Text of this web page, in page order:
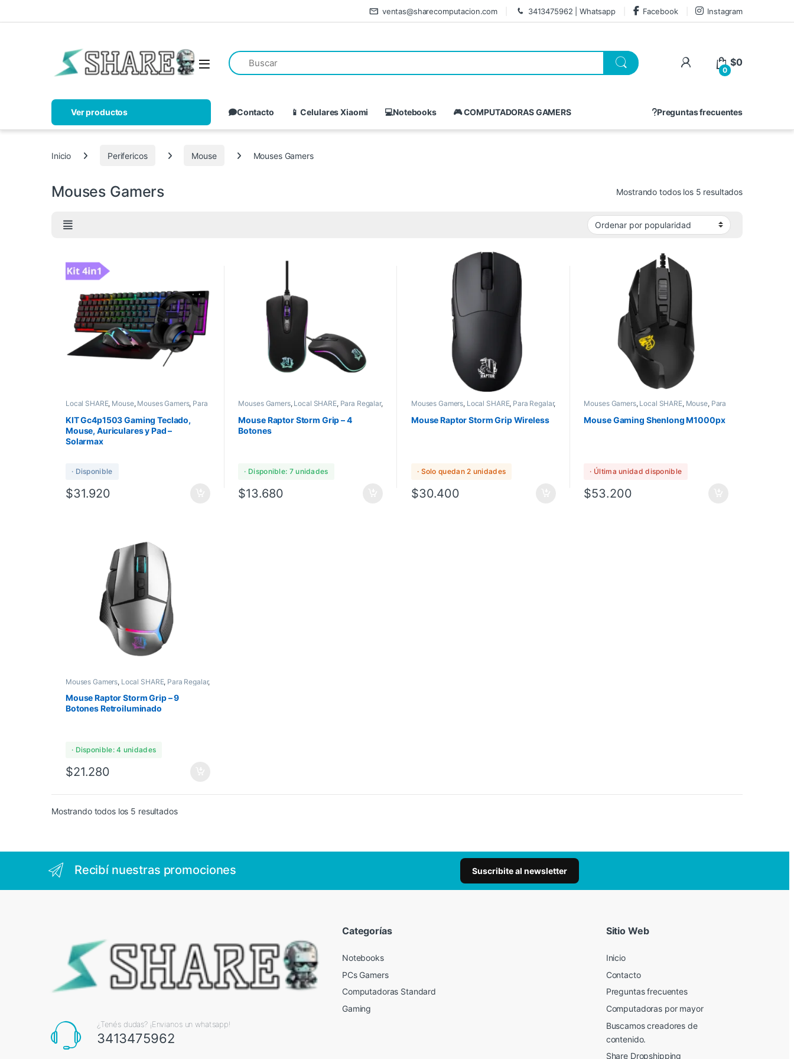
ventas@sharecomputacion.com 3413475962 | Whatsapp Facebook Instagram
0
$0
Ver productos Contacto Preguntas frecuentes
📱 Celulares Xiaomi 💻Notebooks 🎮 COMPUTADORAS GAMERS
Inicio Perifericos Mouse Mouses Gamers
Mouses Gamers Mostrando todos los 5 resultados
Local SHARE, Mouse, Mouses Gamers, Para
Gamers
KIT Gc4p1503 Gaming Teclado,
Mouse, Auriculares y Pad –
Solarmax
· Disponible
$31.920
Mouses Gamers, Local SHARE, Para Regalar,
Mouse Raptor Storm Grip – 4
Botones
· Disponible: 7 unidades
$13.680
Mouses Gamers, Local SHARE, Para Regalar,
Mouse Raptor Storm Grip Wireless
· Solo quedan 2 unidades
$30.400
Mouses Gamers, Local SHARE, Mouse, Para
Mouse Gaming Shenlong M1000px
· Última unidad disponible
$53.200
Mouses Gamers, Local SHARE, Para Regalar,
Mouse Raptor Storm Grip – 9
Botones Retroiluminado
· Disponible: 4 unidades
$21.280
Mostrando todos los 5 resultados
Recibí nuestras promociones Suscribite al newsletter
¿Tenés dudas? ¡Envianos un whatsapp!
3413475962
Categorías
Notebooks
PCs Gamers
Computadoras Standard
Gaming
Sitio Web
Inicio
Contacto
Preguntas frecuentes
Computadoras por mayor
Buscamos creadores de
contenido.
Share Dropshipping